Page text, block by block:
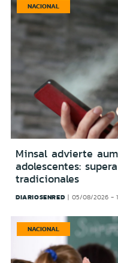
NACIONAL
Minsal advierte
adolescentes:
tradicionales
DIARIOSENRED 05/08/2026 -
NACIONAL